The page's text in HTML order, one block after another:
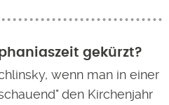
gekürzt?
wenn man in einer
den Kirchenjahr